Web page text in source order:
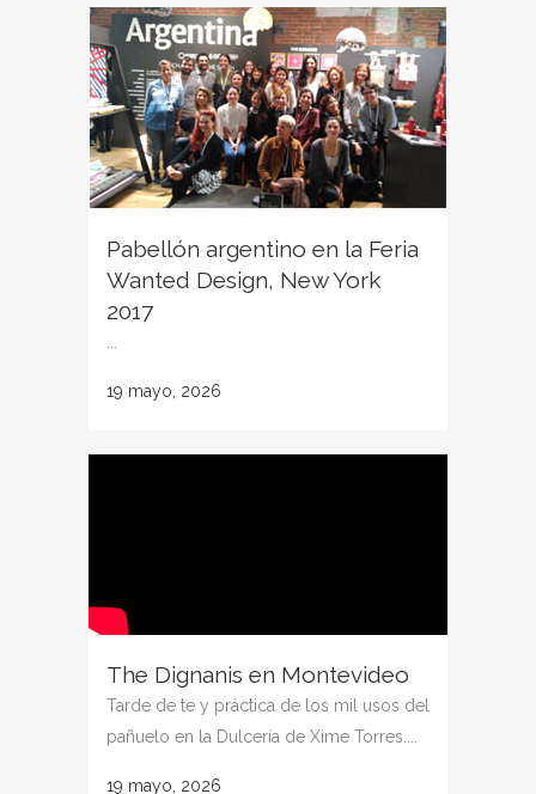
Pabellón argentino en la Feria
Wanted Design, New York
2017
19 mayo, 2026
The Dignanis en Montevideo
Tarde de te y práctica de los mil usos del
pañuelo en la Dulcería de Xime Torres....
19 mayo, 2026